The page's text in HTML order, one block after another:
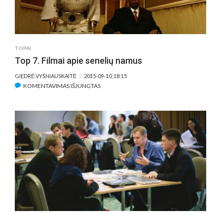
NEW
URBANITY
AND
A
OF
HOMELAND
TOPAI
Top 7. Filmai apie senelių namus
GIEDRĖ VYŠNIAUSKAITĖ 2015-09-10, 18:15
KOMENTAVIMAS IŠJUNGTASĮRAŠE
FILMAI
APIE
SENELIŲ
NAMUS